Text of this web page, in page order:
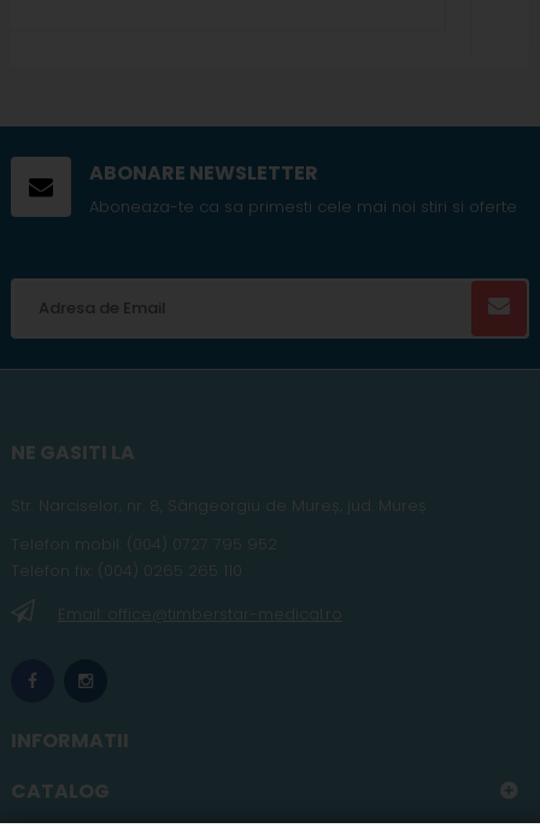
ABONARE NEWSLETTER
Aboneaza-te ca sa primesti cele mai noi stiri si oferte
NE GASITI LA
Str. Narciselor, nr. 8, Sângeorgiu de Mureș jud . Mureș
Telefon mobil (004) 0727 795 952
Telefon fix: (004) 0265 265 110
Email: office@timberstar-medical.ro
INFORMATII
CATALOG